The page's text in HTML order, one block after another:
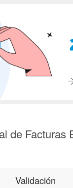
de
Validación